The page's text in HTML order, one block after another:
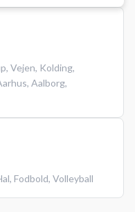
, Vejen, Kolding,
, Aalborg,
, Fodbold, Volleyball